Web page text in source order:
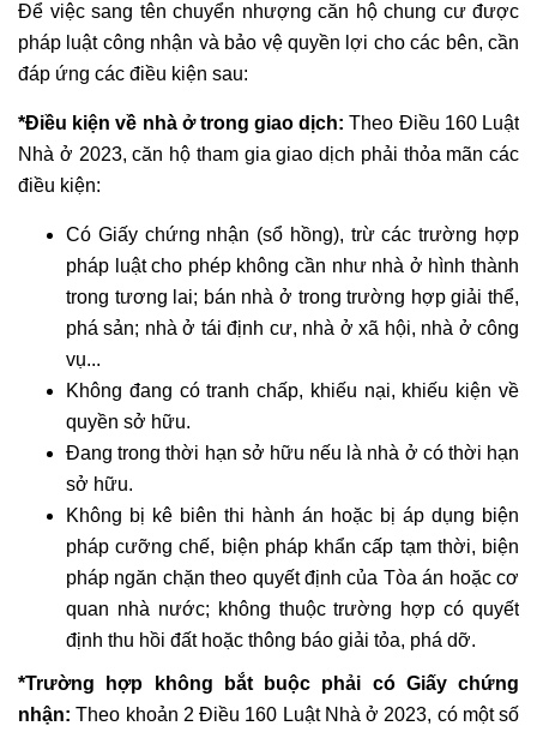
Để việc sang tên chuyển nhượng căn hộ chung cư được
pháp luật công nhận và bảo vệ quyền lợi cho các bên, cần
đáp ứng các điều kiện sau:
*Điều kiện về nhà ở trong giao dịch:Theo Điều 160 Luật
Nhà ở 2023, căn hộ tham gia giao dịch phải thỏa mãn các
điều kiện:
Có Giấy chứng nhận (sổ hồng), trừ các trường hợp
pháp luật cho phép không cần như nhà ở hình thành
trong tương lai; bán nhà ở trong trường hợp giải thể,
phá sản; nhà ở tái định cư, nhà ở xã hội, nhà ở công
vụ...
Không đang có tranh chấp, khiếu nại, khiếu kiện về
quyền sở hữu.
Đang trong thời hạn sở hữu nếu là nhà ở có thời hạn
sở hữu.
Không bị kê biên thi hành án hoặc bị áp dụng biện
pháp cưỡng chế, biện pháp khẩn cấp tạm thời, biện
pháp ngăn chặn theo quyết định của Tòa án hoặc cơ
quan nhà nước; không thuộc trường hợp có quyết
định thu hồi đất hoặc thông báo giải tỏa, phá dỡ.
*Trường hợp không bắt buộc phải có Giấy chứng
nhận:Theo khoản 2 Điều 160 Luật Nhà ở 2023, có một số